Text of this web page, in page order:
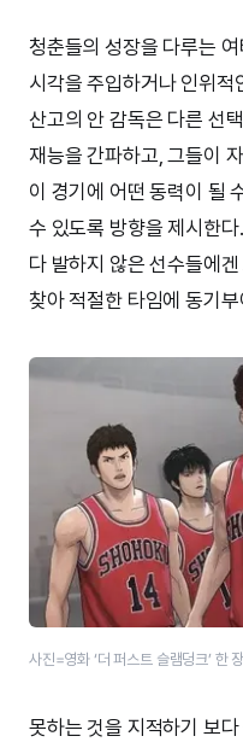
청춘들의 성장을 다루는
시각을 주입하거나 인위적
산고의 안 감독은 다른 선
재능을 간파하고, 그들이
이 경기에 어떤 동력이 될
수 있도록 방향을 제시한
다 발하지 않은 선수들에
찾아 적절한 타임에 동기
사진=영화 ‘더 퍼스트 슬램덩크’​ 한
못하는 것을 지적하기 보